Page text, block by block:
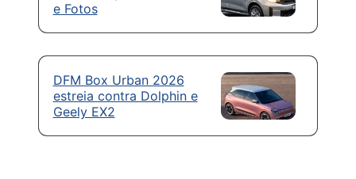
e Fotos
DFM Box Urban 2026
estreia contra Dolphin e
Geely EX2